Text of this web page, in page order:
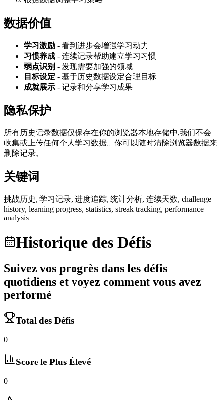
数据价值
学习激励 - 看到进步会增强学习动力
习惯养成 - 连续记录帮助建立学习习惯
弱点识别 - 发现需要加强的领域
目标设定 - 基于历史数据设定合理目标
成就展示 - 记录和分享学习成果
隐私保护
所有历史记录数据仅保存在你的浏览器本地存储中,我们不会
收集或上传任何个人学习数据。你可以随时清除浏览器数据来
删除记录。
关键词
挑战历史, 学习记录, 进度追踪, 统计分析, 连续天数, challenge
history, learning progress, statistics, streak tracking, performance
analysis
Historique des Défis
Suivez vos progrès dans les défis
quotidiens et voyez comment vous avez
performé
Total des Défis
0
Score le Plus Élevé
0